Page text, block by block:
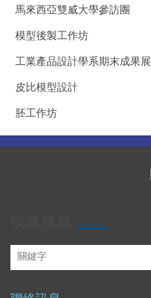
馬來西亞雙威大學參訪團
模型後製工作坊
工業產品設計學系期末成果展
皮比模型設計
胚工作坊